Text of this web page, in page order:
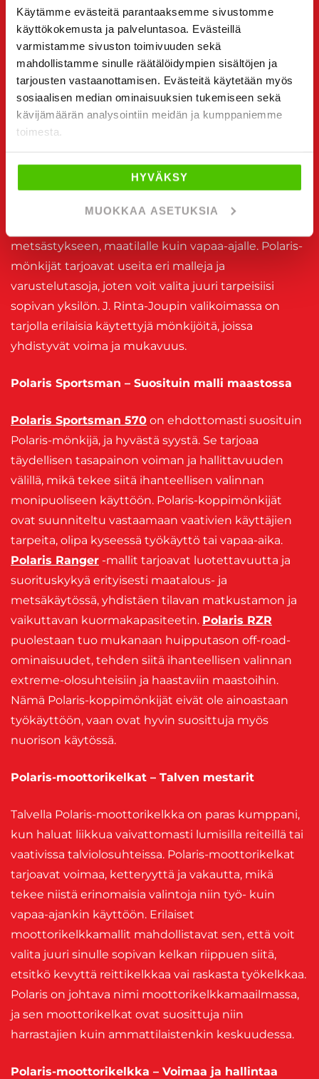
Käytämme evästeitä parantaaksemme sivustomme
käyttökokemusta ja palveluntasoa. Evästeillä
varmistamme sivuston toimivuuden sekä
mahdollistamme sinulle räätälöidympien sisältöjen ja
tarjousten vastaanottamisen. Evästeitä käytetään myös
sosiaalisen median ominaisuuksien tukemiseen sekä
kävijämäärän analysointiin meidän ja kumppaniemme
toimesta.
HYVÄKSY
MUOKKAA ASETUKSIA
kuljettajalle vakautta ja luotettavuutta joka
tilanteessa. Käytettynä hankittuna Polaris-mönkijä
on myös taloudellinen valinta, jolla saat erinomaisen
hinta-laatusuhteen.
Mönkijä Polaris – Suorituskykyä kaikissa
olosuhteissa
Mönkijä Polaris tarjoaa erinomaista suorituskykyä
vaihtelevissa maastoissa. Näiden mönkijöiden
vahvuus piilee niiden monikäyttöisyydessä ja
metsästykseen, maatilalle kuin vapaa-ajalle. Polaris-
mönkijät tarjoavat useita eri malleja ja
varustelutasoja, joten voit valita juuri tarpeisiisi
sopivan yksilön. J. Rinta-Joupin valikoimassa on
tarjolla erilaisia käytettyjä mönkijöitä, joissa
yhdistyvät voima ja mukavuus.
Polaris Sportsman – Suosituin malli maastossa
Polaris Sportsman 570 on ehdottomasti suosituin
Polaris-mönkijä, ja hyvästä syystä. Se tarjoaa
täydellisen tasapainon voiman ja hallittavuuden
välillä, mikä tekee siitä ihanteellisen valinnan
monipuoliseen käyttöön. Polaris-koppimönkijät
ovat suunniteltu vastaamaan vaativien käyttäjien
tarpeita, olipa kyseessä työkäyttö tai vapaa-aika.
Polaris Ranger -mallit tarjoavat luotettavuutta ja
suorituskykyä erityisesti maatalous- ja
metsäkäytössä, yhdistäen tilavan matkustamon ja
vaikuttavan kuormakapasiteetin. Polaris RZR
puolestaan tuo mukanaan huipputason off-road-
ominaisuudet, tehden siitä ihanteellisen valinnan
extreme-olosuhteisiin ja haastaviin maastoihin.
Nämä Polaris-koppimönkijät eivät ole ainoastaan
työkäyttöön, vaan ovat hyvin suosittuja myös
nuorison käytössä.
Polaris-moottorikelkat – Talven mestarit
Talvella Polaris-moottorikelkka on paras kumppani,
kun haluat liikkua vaivattomasti lumisilla reiteillä tai
vaativissa talviolosuhteissa. Polaris-moottorikelkat
tarjoavat voimaa, ketteryyttä ja vakautta, mikä
tekee niistä erinomaisia valintoja niin työ- kuin
vapaa-ajankin käyttöön. Erilaiset
moottorikelkkamallit mahdollistavat sen, että voit
valita juuri sinulle sopivan kelkan riippuen siitä,
etsitkö kevyttä reittikelkkaa vai raskasta työkelkkaa.
Polaris on johtava nimi moottorikelkkamaailmassa,
ja sen moottorikelkat ovat suosittuja niin
harrastajien kuin ammattilaistenkin keskuudessa.
Polaris-moottorikelkka – Voimaa ja hallintaa